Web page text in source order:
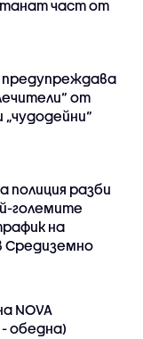
част от
предупреждава
от
полиция разби
големите
на
Средиземно
NOVA
- обедна)